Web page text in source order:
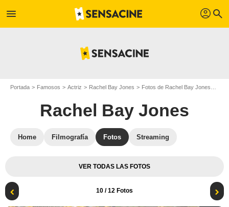
menu profil search
Portada Famosos Actriz Rachel Bay Jones Fotos de Rachel Bay Jones
Rachel Bay Jones
Home Filmografía Fotos Streaming
VER TODAS LAS FOTOS
10 / 12 Fotos